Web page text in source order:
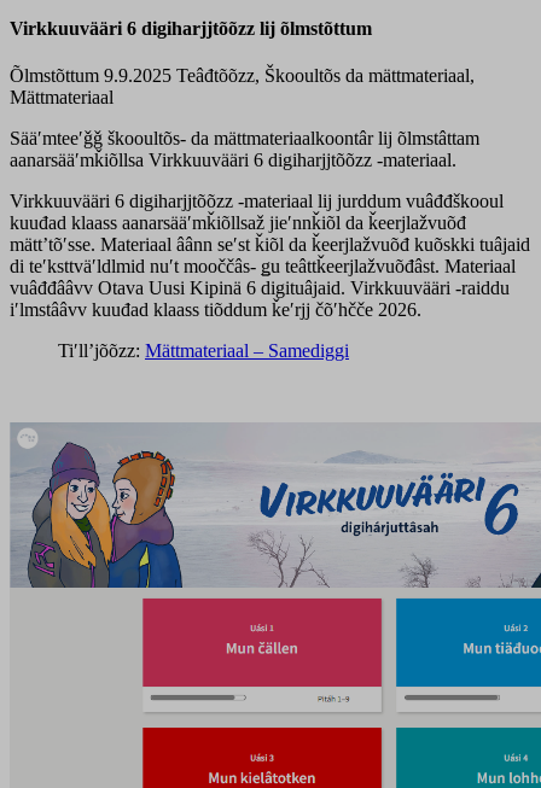
Virkkuuvääri 6 digiharjjtõõzz lij õlmstõttum
Õlmstõttum 9.9.2025 Teâđtõõzz, Škooultõs da mättmateriaal,
Mättmateriaal
Sääʹmteeʹǧǧ škooultõs- da mättmateriaalkoontâr lij õlmstâttam
aanarsääʹmǩiõllsa Virkkuuvääri 6 digiharjjtõõzz -materiaal.
Virkkuuvääri 6 digiharjjtõõzz -materiaal lij jurddum vuâđđškooul
kuuđad klaass aanarsääʹmǩiõllsaž jieʹnnǩiõl da ǩeerjlažvuõđ
mättʼtõʹsse. Materiaal âânn seʹst ǩiõl da ǩeerjlažvuõđ kuõskki tuâjaid
di teʹksttväʹldlmid nuʹt mooččâs- ǥu teâttǩeerjlažvuõđâst. Materiaal
vuâđđââvv Otava Uusi Kipinä 6 digituâjaid. Virkkuuvääri -raiddu
iʹlmstââvv kuuđad klaass tiõddum ǩeʹrjj čõʹhčče 2026.
Tiʹllʼjõõzz: Mättmateriaal – Samediggi